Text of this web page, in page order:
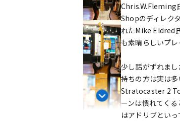
Chris.W.Fleming
Shopのディレク
れたMike Eldred
も素晴らしいプ
少し話がずれま
持ちの方は実は
Stratocaster 2
ーンは慣れてく
はアドリブとい